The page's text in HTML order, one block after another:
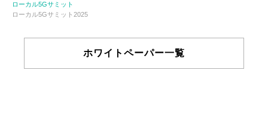
ローカル5Gサミット
ローカル5Gサミット2025
ホワイトペーパー一覧